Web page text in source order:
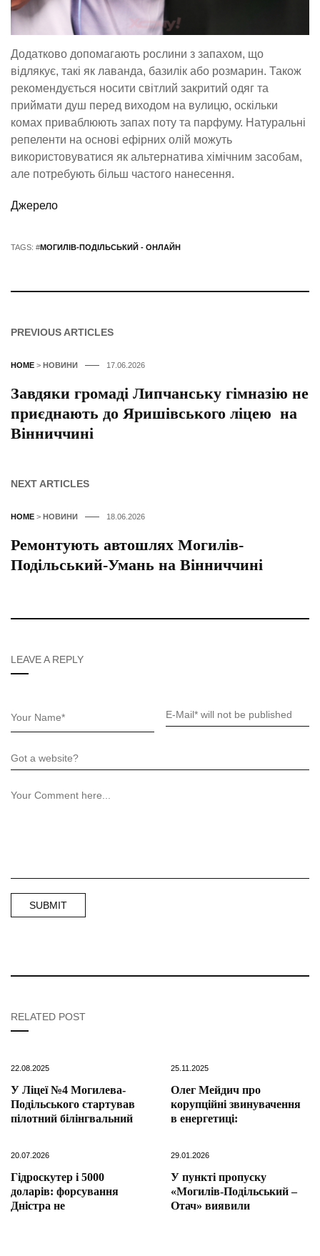
Додатково допомагають рослини з запахом, що
відлякує, такі як лаванда, базилік або розмарин. Також
рекомендується носити світлий закритий одяг та
приймати душ перед виходом на вулицю, оскільки
комах приваблюють запах поту та парфуму. Натуральні
репеленти на основі ефірних олій можуть
використовуватися як альтернатива хімічним засобам,
але потребують більш частого нанесення.
Джерело
TAGS: #МОГИЛІВ-ПОДІЛЬСЬКИЙ - ОНЛАЙН
PREVIOUS ARTICLES
HOME > НОВИНИ 17.06.2026
Завдяки громаді Липчанську гімназію не
приєднають до Яришівського ліцею на
Вінниччині
NEXT ARTICLES
HOME > НОВИНИ 18.06.2026
Ремонтують автошлях Могилів-
Подільський-Умань на Вінниччині
LEAVE A REPLY
RELATED POST
22.08.2025
У Ліцеї №4 Могилева-
Подільського стартував
пілотний білінгвальний
25.11.2025
Олег Мейдич про
корупційні звинувачення
в енергетиці:
20.07.2026
Гідроскутер і 5000
доларів: форсування
Дністра не
29.01.2026
У пункті пропуску
«Могилів-Подільський –
Отач» виявили